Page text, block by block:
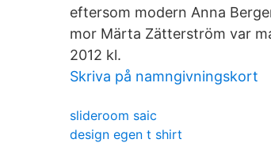
eftersom modern Anna
mor Märta Zätterström var
2012 kl.
Skriva på namngivningskort
slideroom saic
design egen t shirt